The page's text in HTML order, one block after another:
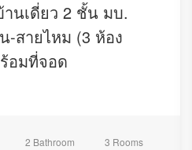
านเดี่ยว 2 ชั้น มบ.
-สายไหม (3 ห้อง
อมที่จอด
2 Bathroom 3 Rooms